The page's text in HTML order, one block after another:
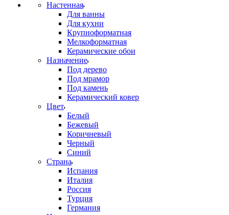
Настенная
Для ванны
Для кухни
Крупноформатная
Мелкоформатная
Керамические обои
Назначение
Под дерево
Под мрамор
Под камень
Керамический ковер
Цвет
Белый
Бежевый
Коричневый
Черный
Синий
Страна
Испания
Италия
Россия
Турция
Германия